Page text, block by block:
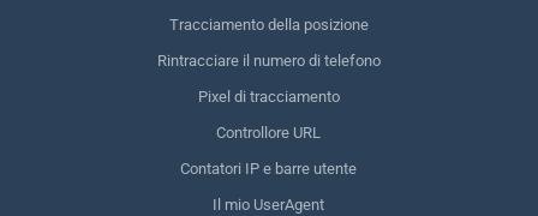
Tracciamento della posizione
Rintracciare il numero di telefono
Pixel di tracciamento
Controllore URL
Contatori IP e barre utente
Il mio UserAgent